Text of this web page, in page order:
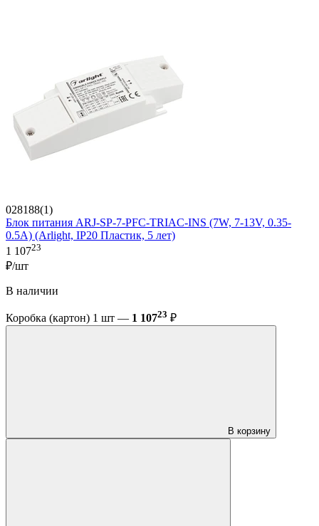
028188(1)
Блок питания ARJ-SP-7-PFC-TRIAC-INS (7W, 7-13V, 0.35-
0.5A) (Arlight, IP20 Пластик, 5 лет)
1 10723
₽/шт
В наличии
Коробка (картон) 1 шт — 1 10723 ₽
В корзину